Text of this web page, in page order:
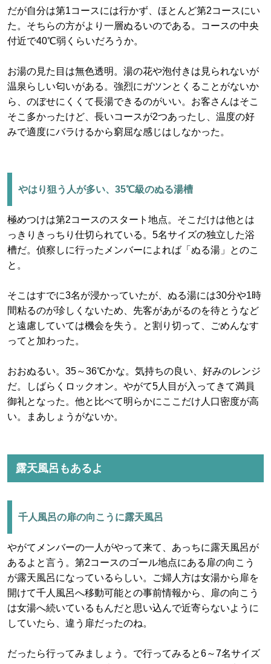
だが自分は第1コースには行かず、ほとんど第2コースにい
た。そちらの方がより一層ぬるいのである。コースの中央
付近で40℃弱くらいだろうか。
お湯の見た目は無色透明。湯の花や泡付きは見られないが
温泉らしい匂いがある。強烈にガツンとくることがないか
ら、のぼせにくくて長湯できるのがいい。お客さんはそこ
そこ多かったけど、長いコースが2つあったし、温度の好
みで適度にバラけるから窮屈な感じはしなかった。
やはり狙う人が多い、35℃級のぬる湯槽
極めつけは第2コースのスタート地点。そこだけは他とは
っきりきっちり仕切られている。5名サイズの独立した浴
槽だ。偵察しに行ったメンバーによれば「ぬる湯」とのこ
と。
そこはすでに3名が浸かっていたが、ぬる湯には30分や1時
間粘るのが珍しくないため、先客があがるのを待とうなど
と遠慮していては機会を失う。と割り切って、ごめんなす
ってと加わった。
おおぬるい。35～36℃かな。気持ちの良い、好みのレンジ
だ。しばらくロックオン。やがて5人目が入ってきて満員
御礼となった。他と比べて明らかにここだけ人口密度が高
い。まあしょうがないか。
露天風呂もあるよ
千人風呂の扉の向こうに露天風呂
やがてメンバーの一人がやって来て、あっちに露天風呂が
あるよと言う。第2コースのゴール地点にある扉の向こう
が露天風呂になっているらしい。ご婦人方は女湯から扉を
開けて千人風呂へ移動可能との事前情報から、扉の向こう
は女湯へ続いているもんだと思い込んで近寄らないように
していたら、違う扉だったのね。
だったら行ってみましょう。で行ってみると6～7名サイズ